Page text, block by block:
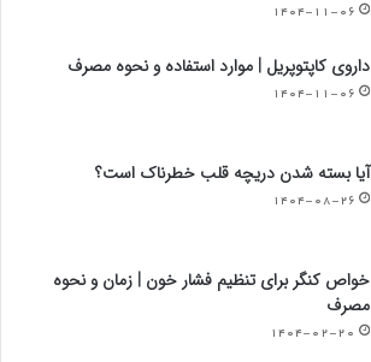
۱۴۰۴-۱۱-۰۶
داروی کاپتوپریل | موارد استفاده و نحوه مصرف
۱۴۰۴-۱۱-۰۶
آیا بسته شدن دریچه قلب خطرناک است؟
۱۴۰۴-۰۸-۲۶
خواص کنگر برای تنظیم فشار خون | زمان و نحوه
مصرف
۱۴۰۴-۰۲-۲۰